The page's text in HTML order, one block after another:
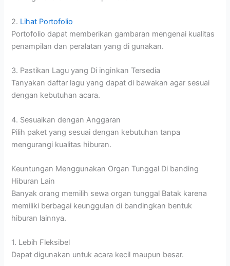
2. Lihat Portofolio
Portofolio dapat memberikan gambaran mengenai kualitas
penampilan dan peralatan yang di gunakan.
3. Pastikan Lagu yang Di inginkan Tersedia
Tanyakan daftar lagu yang dapat di bawakan agar sesuai
dengan kebutuhan acara.
4. Sesuaikan dengan Anggaran
Pilih paket yang sesuai dengan kebutuhan tanpa
mengurangi kualitas hiburan.
Keuntungan Menggunakan Organ Tunggal Di banding
Hiburan Lain
Banyak orang memilih sewa organ tunggal Batak karena
memiliki berbagai keunggulan di bandingkan bentuk
hiburan lainnya.
1. Lebih Fleksibel
Dapat digunakan untuk acara kecil maupun besar.